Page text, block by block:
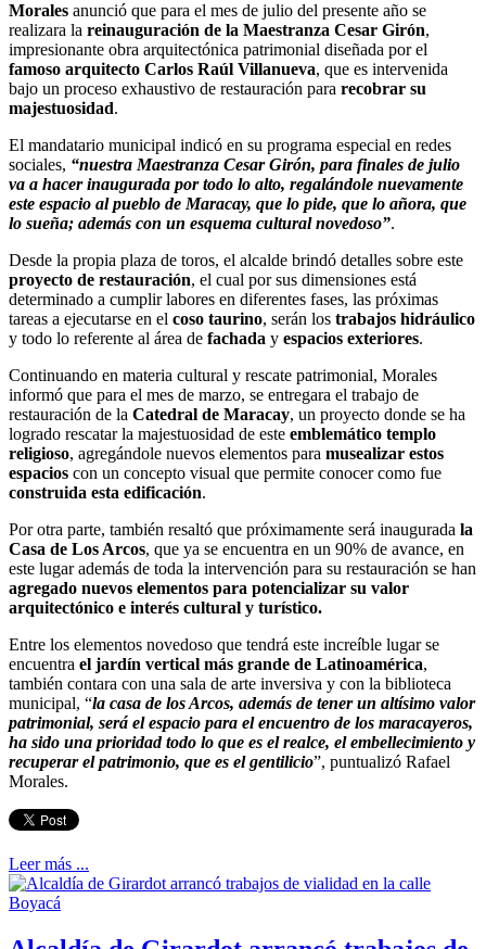
Morales anunció que para el mes de julio del presente año se
realizara la reinauguración de la Maestranza Cesar Girón,
impresionante obra arquitectónica patrimonial diseñada por el
famoso arquitecto Carlos Raúl Villanueva, que es intervenida
bajo un proceso exhaustivo de restauración para recobrar su
majestuosidad.
El mandatario municipal indicó en su programa especial en redes
sociales, “nuestra Maestranza Cesar Girón, para finales de julio
va a hacer inaugurada por todo lo alto, regalándole nuevamente
este espacio al pueblo de Maracay, que lo pide, que lo añora, que
lo sueña; además con un esquema cultural novedoso”.
Desde la propia plaza de toros, el alcalde brindó detalles sobre este
proyecto de restauración, el cual por sus dimensiones está
determinado a cumplir labores en diferentes fases, las próximas
tareas a ejecutarse en el coso taurino, serán los trabajos hidráulico
y todo lo referente al área de fachada y espacios exteriores.
Continuando en materia cultural y rescate patrimonial, Morales
informó que para el mes de marzo, se entregara el trabajo de
restauración de la Catedral de Maracay, un proyecto donde se ha
logrado rescatar la majestuosidad de este emblemático templo
religioso, agregándole nuevos elementos para musealizar estos
espacios con un concepto visual que permite conocer como fue
construida esta edificación.
Por otra parte, también resaltó que próximamente será inaugurada la
Casa de Los Arcos, que ya se encuentra en un 90% de avance, en
este lugar además de toda la intervención para su restauración se han
agregado nuevos elementos para potencializar su valor
arquitectónico e interés cultural y turístico.
Entre los elementos novedoso que tendrá este increíble lugar se
encuentra el jardín vertical más grande de Latinoamérica,
también contara con una sala de arte inversiva y con la biblioteca
municipal, “la casa de los Arcos, además de tener un altísimo valor
patrimonial, será el espacio para el encuentro de los maracayeros,
ha sido una prioridad todo lo que es el realce, el embellecimiento y
recuperar el patrimonio, que es el gentilicio”, puntualizó Rafael
Morales.
Leer más ...